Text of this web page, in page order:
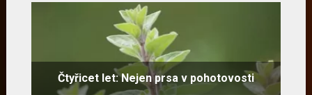
Čtyřicet let: Nejen prsa v pohotovosti